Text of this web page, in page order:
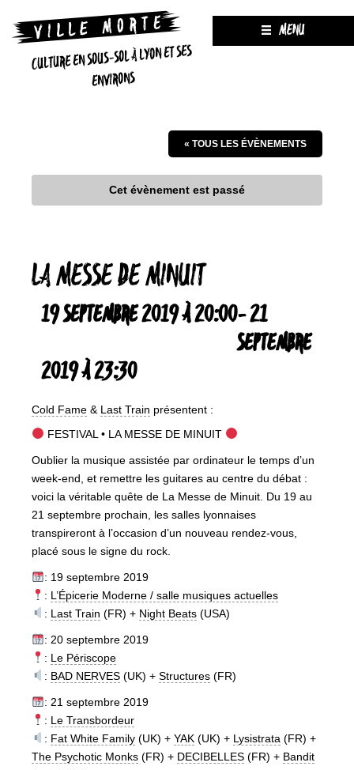
CULTURE EN SOUS-SOL À LYON ET SES
ENVIRONS
MENU
« TOUS LES ÉVÈNEMENTS
Cet évènement est passé
LA MESSE DE MINUIT
19 SEPTEMBRE 2019 À 20:00-21
SEPTEMBRE
2019 À 23:30
Cold Fame & Last Train présentent :
FESTIVAL • LA MESSE DE MINUIT
Oublier la musique assistée par ordinateur le temps d’un
week-end, et remettre les guitares au centre du débat :
voici la véritable quête de La Messe de Minuit. Du 19 au
21 septembre prochain, les salles lyonnaises
transpireront à l’occasion d’un nouveau rendez-vous,
placé sous le signe du rock.
: 19 septembre 2019
: L’Épicerie Moderne / salle musiques actuelles
: Last Train (FR) + Night Beats(USA)
: 20 septembre 2019
: Le Périscope
: BAD NERVES(UK) + Structures(FR)
: 21 septembre 2019
: Le Transbordeur
: Fat White Family(UK) + YAK(UK) + Lysistrata (FR) +
The Psychotic Monks (FR) + DECIBELLES (FR) + Bandit